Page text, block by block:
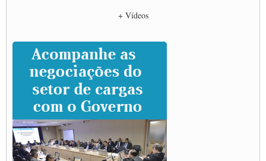
Caminhoneiros prometem paralisação e cobram diálogo com Lula
CNTTL e lideranças de caminhoneiros participam de debate sobre saúde nas
rodovias
Paulinho e Litti debatem política global para transporte rodoviário de cargas na
SUTCRA no Uruguai
Grande Conquista da Categoria transporte de Cargas e Caminhoneiros Autonomos
ENCONTRO INTERNACIONAL EM APOIO A CLASSE TRABALHADORA
DO BRASIL E A ELEIÇÃO 2022
Carta às Brasileiras e aos Brasileiros em Defesa do Estado Democrático de Direito
Paulinho, presidente da CNTTL, faz balanço do 3º Congresso da CNTTL
+ Vídeos